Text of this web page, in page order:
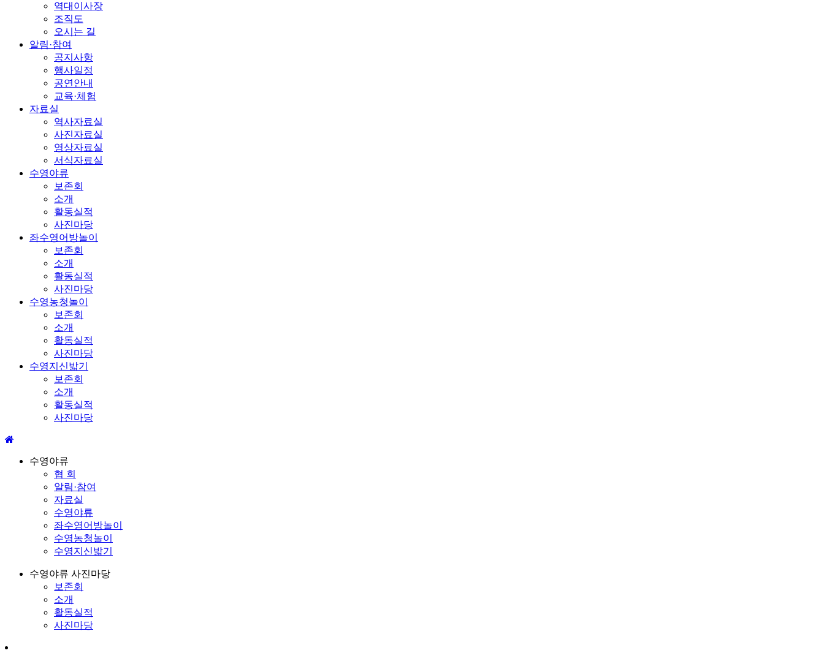
역대이사장
조직도
오시는 길
알림·참여
공지사항
행사일정
공연안내
교육·체험
자료실
역사자료실
사진자료실
영상자료실
서식자료실
수영야류
보존회
소개
활동실적
사진마당
좌수영어방놀이
보존회
소개
활동실적
사진마당
수영농청놀이
보존회
소개
활동실적
사진마당
수영지신밟기
보존회
소개
활동실적
사진마당
수영야류
협 회
알림·참여
자료실
수영야류
좌수영어방놀이
수영농청놀이
수영지신밟기
수영야류 사진마당
보존회
소개
활동실적
사진마당